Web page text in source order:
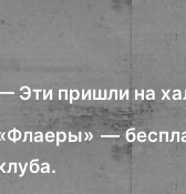
Эти пришли на
—